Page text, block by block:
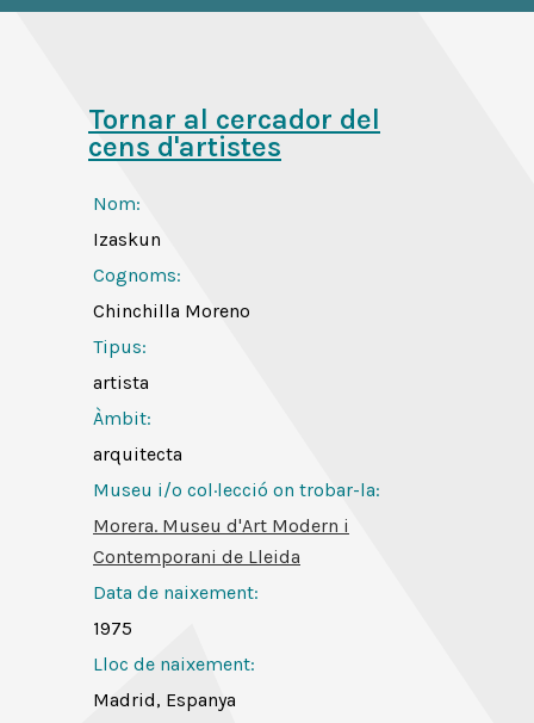
Tornar al cercador del
cens d'artistes
Nom:
Izaskun
Cognoms:
Chinchilla Moreno
Tipus:
artista
Àmbit:
arquitecta
Museu i/o col·lecció on trobar-la:
Morera. Museu d'Art Modern i
Contemporani de Lleida
Data de naixement:
1975
Lloc de naixement:
Madrid, Espanya